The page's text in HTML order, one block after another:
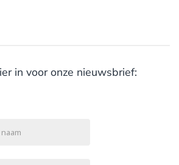
in voor onze nieuwsbrief: